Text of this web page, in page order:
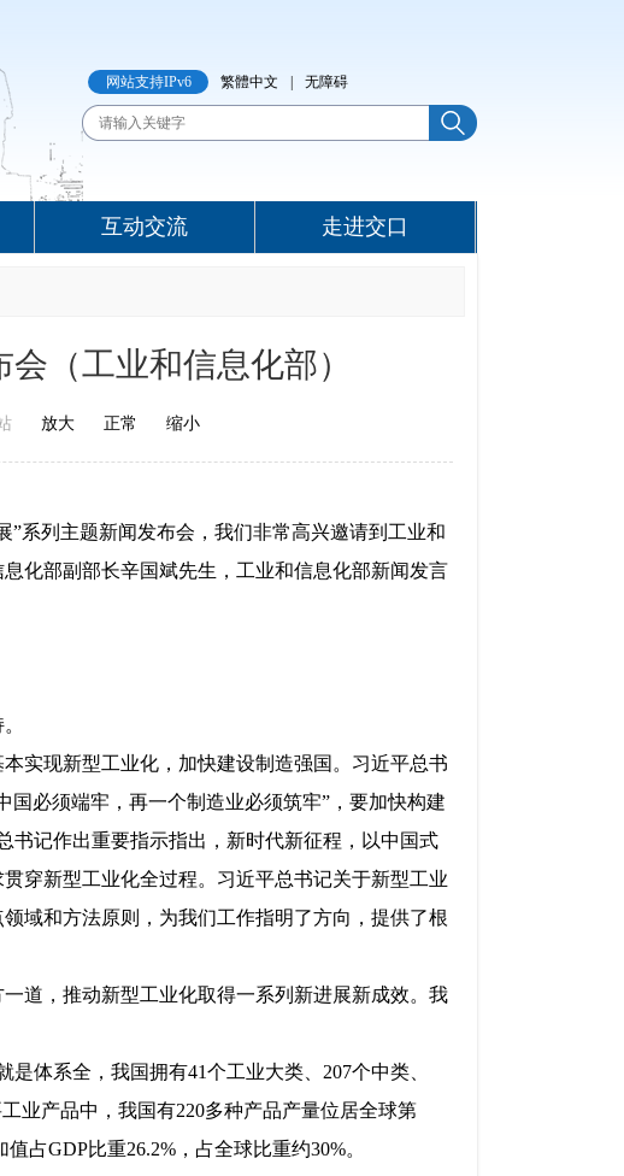
网站支持IPv6 繁體中文 无障碍
互动交流 走进交口
（工业和信息化部）
放大 正常 缩小
系列主题新闻发布会，我们非常高兴邀请到工业和
化部副部长辛国斌先生，工业和信息化部新闻发言
实现新型工业化，加快建设制造强国。习近平总书
必须端牢，再一个制造业必须筑牢”，要加快构建
书记作出重要指示指出，新时代新征程，以中国式
穿新型工业化全过程。习近平总书记关于新型工业
域和方法原则，为我们工作指明了方向，提供了根
道，推动新型工业化取得一系列新进展新成效。我
体系全，我国拥有41个工业大类、207个中类、
业产品中，我国有220多种产品产量位居全球第
占GDP比重26.2%，占全球比重约30%。